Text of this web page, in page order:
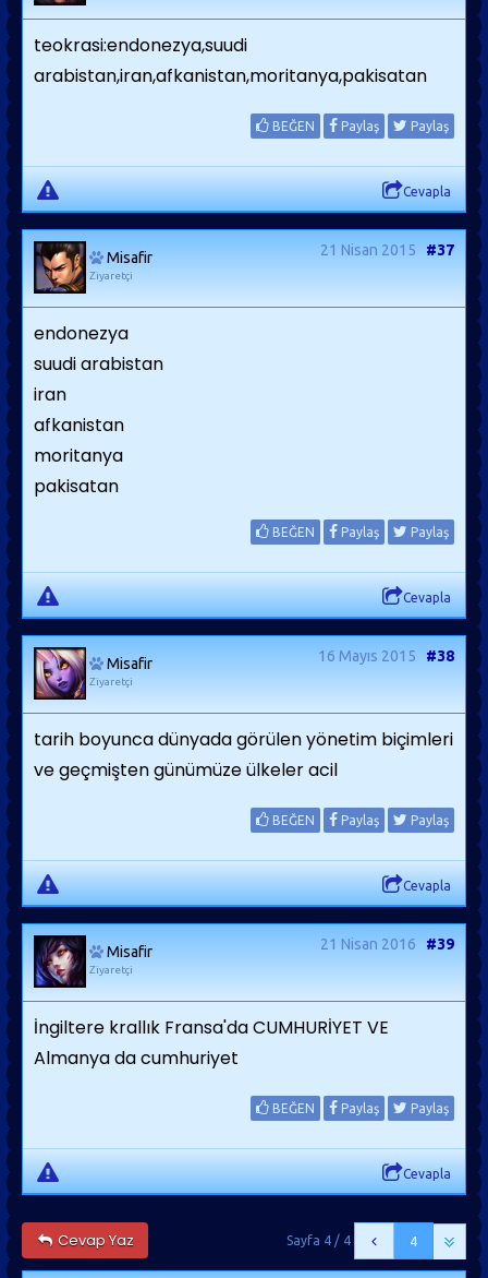
teokrasi:endonezya,suudi
arabistan,iran,afkanistan,moritanya,pakisatan
BEĞEN Paylaş Paylaş
Cevapla
Misafir
Ziyaretçi
21 Nisan 2015 #37
endonezya
suudi arabistan
iran
afkanistan
moritanya
pakisatan
BEĞEN Paylaş Paylaş
Cevapla
Misafir
Ziyaretçi
16 Mayıs 2015 #38
tarih boyunca dünyada görülen yönetim biçimleri
ve geçmişten günümüze ülkeler acil
BEĞEN Paylaş Paylaş
Cevapla
Misafir
Ziyaretçi
21 Nisan 2016 #39
İngiltere krallık Fransa'da CUMHURİYET VE
Almanya da cumhuriyet
BEĞEN Paylaş Paylaş
Cevapla
Cevap Yaz 4
Sayfa 4 / 4